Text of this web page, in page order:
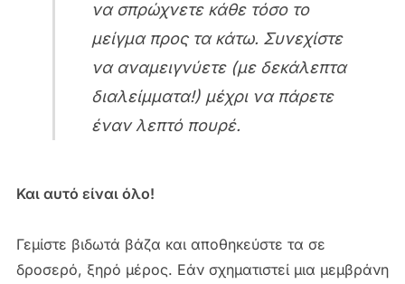
να σπρώχνετε κάθε τόσο το
μείγμα προς τα κάτω. Συνεχίστε
να αναμειγνύετε (με δεκάλεπτα
διαλείμματα!) μέχρι να πάρετε
έναν λεπτό πουρέ.
Και αυτό είναι όλο!
Γεμίστε βιδωτά βάζα και αποθηκεύστε τα σε
δροσερό, ξηρό μέρος. Εάν σχηματιστεί μια μεμβράνη